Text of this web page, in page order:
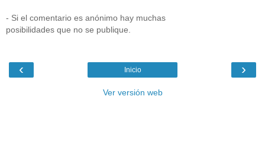
- Si el comentario es anónimo hay muchas
posibilidades que no se publique.
‹ ›
Inicio
Ver versión web